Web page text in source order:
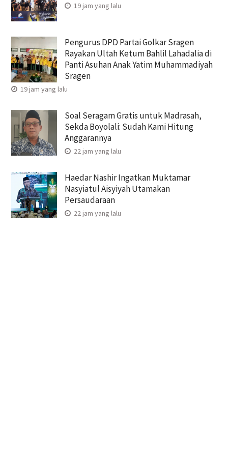
19 jam yang lalu
Pengurus DPD Partai Golkar Sragen
Rayakan Ultah Ketum Bahlil Lahadalia di
Panti Asuhan Anak Yatim Muhammadiyah
Sragen
19 jam yang lalu
Soal Seragam Gratis untuk Madrasah,
Sekda Boyolali: Sudah Kami Hitung
Anggarannya
22 jam yang lalu
Haedar Nashir Ingatkan Muktamar
Nasyiatul Aisyiyah Utamakan
Persaudaraan
22 jam yang lalu